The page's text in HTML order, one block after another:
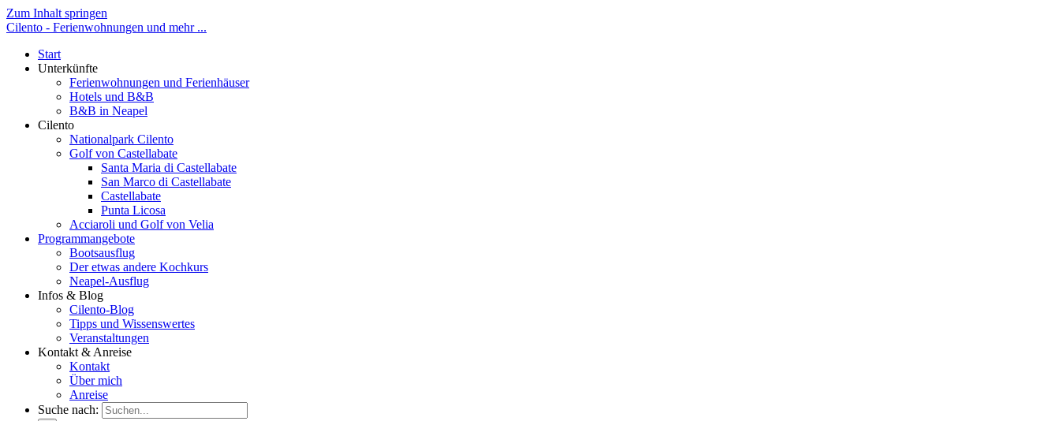
Zum Inhalt springen
Cilento - Ferienwohnungen und mehr ...
Start
Unterkünfte
Ferienwohnungen und Ferienhäuser
Hotels und B&B
B&B in Neapel
Cilento
Nationalpark Cilento
Golf von Castellabate
Santa Maria di Castellabate
San Marco di Castellabate
Castellabate
Punta Licosa
Acciaroli und Golf von Velia
Programmangebote
Bootsausflug
Der etwas andere Kochkurs
Neapel-Ausflug
Infos & Blog
Cilento-Blog
Tipps und Wissenswertes
Veranstaltungen
Kontakt & Anreise
Kontakt
Über mich
Anreise
Suche nach: